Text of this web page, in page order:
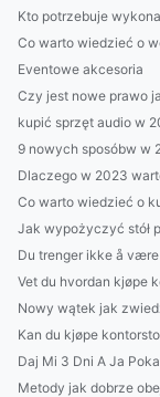
Kto potrzebuje
Co warto wiedzieć o
Eventowe akcesoria
Czy jest nowe prawo
kupić sprzęt audio w
9 nowych sposóbw w
Dlaczego w 2023
Co warto wiedzieć o
Jak wypożyczyć stół
Du trenger ikke å
Vet du hvordan kjøpe
Nowy wątek jak
Kan du kjøpe
Daj Mi 3 Dni A Ja
Metody jak dobrze